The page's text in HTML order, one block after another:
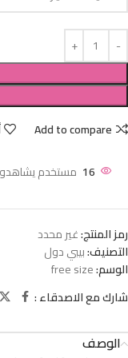
Add to compare
16 مستخدم
رمز المنتج:غير محدد
التصنيف:بيبي دول
الوسم:free size
شارك مع الاصدقاء :
الوصف